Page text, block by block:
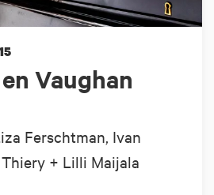
Vaughan
Ferschtman, Ivan
+ Lilli Maijala